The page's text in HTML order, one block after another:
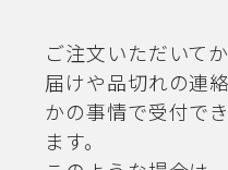
ご注文いただいて
届けや品切れの連
かの事情で受付で
ます。